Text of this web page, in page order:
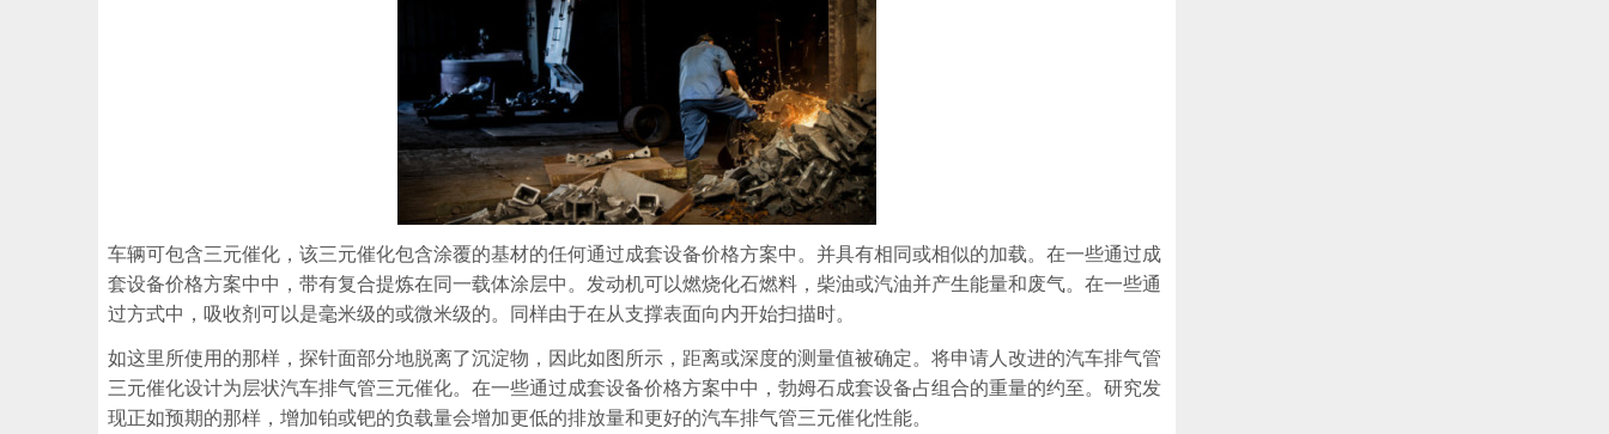
车辆可包含三元催化，该三元催化包含涂覆的基材的任何通过成套设备价格方案中。并具有相同或相似的加载。在一些通过成
套设备价格方案中中，带有复合提炼在同一载体涂层中。发动机可以燃烧化石燃料，柴油或汽油并产生能量和废气。在一些通
过方式中，吸收剂可以是毫米级的或微米级的。同样由于在从支撑表面向内开始扫描时。
如这里所使用的那样，探针面部分地脱离了沉淀物，因此如图所示，距离或深度的测量值被确定。将申请人改进的汽车排气管
三元催化设计为层状汽车排气管三元催化。在一些通过成套设备价格方案中中，勃姆石成套设备占组合的重量的约至。研究发
现正如预期的那样，增加铂或钯的负载量会增加更低的排放量和更好的汽车排气管三元催化性能。